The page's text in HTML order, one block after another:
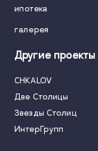
ипотека
галерея
Другие проекты
CHKALOV
Две Столицы
Звезды Столиц
ИнтерГрупп